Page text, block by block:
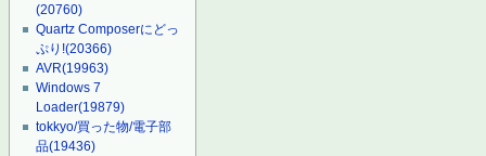
(20760)
Quartz Composerにどっ
ぷり!(20366)
AVR(19963)
Windows 7
Loader(19879)
tokkyo/買った物/電子部
品(19436)